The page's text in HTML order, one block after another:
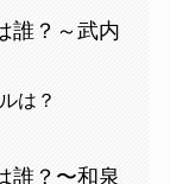
誰？～武内
は？
誰？〜和泉